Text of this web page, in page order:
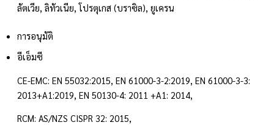
ลัตเวีย, ลิทัวเนีย, โปรตุเกส (บราซิล), ยูเครน
การอนุมัติ
อีเอ็มซี
CE-EMC: EN 55032:2015, EN 61000-3-2:2019, EN 61000-3-3:
2013+A1:2019, EN 50130-4: 2011 +A1: 2014,
RCM: AS/NZS CISPR 32: 2015,